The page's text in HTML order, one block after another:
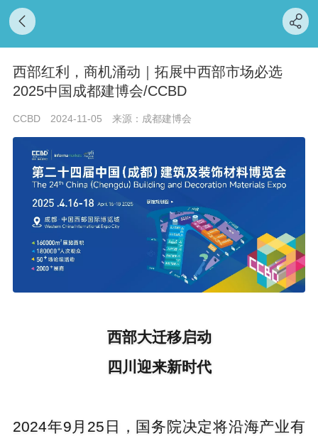
西部红利，商机涌动｜拓展中西部市场必选
2025中国成都建博会/CCBD
CCBD 2024-11-05 来源：成都建博会
西部大迁移启动
四川迎来新时代
2024年9月25日，国务院决定将沿海产业有